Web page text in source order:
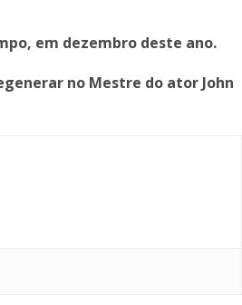
em dezembro deste ano.
no Mestre do ator John